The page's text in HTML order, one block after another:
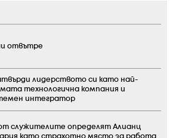
отвътре
лидерството си като най-
технологична компания и
интегратор
от служителите определят Алианц